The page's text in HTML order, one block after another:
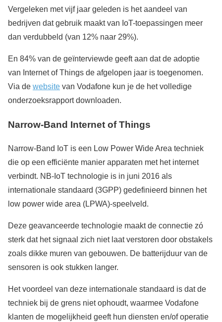
Vergeleken met vijf jaar geleden is het aandeel van
bedrijven dat gebruik maakt van IoT-toepassingen meer
dan verdubbeld (van 12% naar 29%).
En 84% van de geïnterviewde geeft aan dat de adoptie
van Internet of Things de afgelopen jaar is toegenomen.
Via de website van Vodafone kun je de het volledige
onderzoeksrapport downloaden.
Narrow-Band Internet of Things
Narrow-Band IoT is een Low Power Wide Area techniek
die op een efficiënte manier apparaten met het internet
verbindt. NB-IoT technologie is in juni 2016 als
internationale standaard (3GPP) gedefinieerd binnen het
low power wide area (LPWA)-speelveld.
Deze geavanceerde technologie maakt de connectie zó
sterk dat het signaal zich niet laat verstoren door obstakels
zoals dikke muren van gebouwen. De batterijduur van de
sensoren is ook stukken langer.
Het voordeel van deze internationale standaard is dat de
techniek bij de grens niet ophoudt, waarmee Vodafone
klanten de mogelijkheid geeft hun diensten en/of operatie